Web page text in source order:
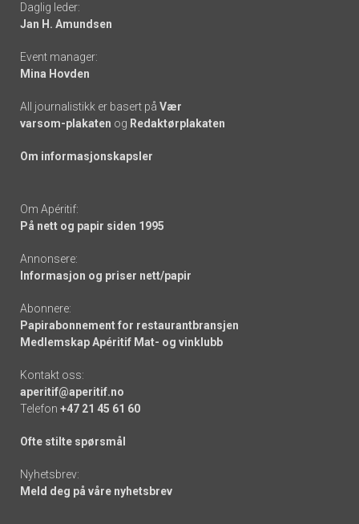
links
Daglig leder:
Jan H. Amundsen
Event manager:
Mina Hovden
All journalistikk er basert på Vær
varsom-plakaten og Redaktørplakaten
Om informasjonskapsler
Om Apéritif:
På nett og papir siden 1995
Annonsere:
Informasjon og priser nett/papir
Abonnere:
Papirabonnement for restaurantbransjen
Medlemskap Apéritif Mat- og vinklubb
Kontakt oss:
aperitif@aperitif.no
Telefon +47 21 45 61 60
Ofte stilte spørsmål
Nyhetsbrev:
Meld deg på våre nyhetsbrev